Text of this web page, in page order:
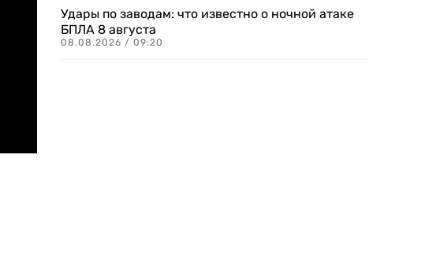
Удары по заводам: что известно о ночной атаке
БПЛА 8 августа
08.08.2026 / 09:20